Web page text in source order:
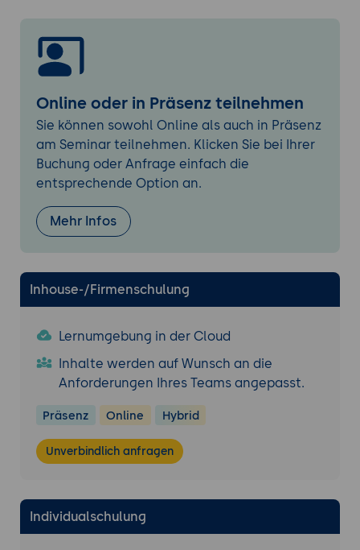
Dokumentationen
Online oder in Präsenz teilnehmen
Sie können sowohl Online als auch in Präsenz
am Seminar teilnehmen. Klicken Sie bei Ihrer
Buchung oder Anfrage einfach die
entsprechende Option an.
Mehr Infos
Inhouse-/Firmenschulung
Lernumgebung in der Cloud
Inhalte werden auf Wunsch an die
Anforderungen Ihres Teams angepasst.
Präsenz Online Hybrid
Unverbindlich anfragen
Individualschulung